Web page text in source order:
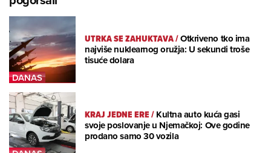
UTRKA SE ZAHUKTAVA/Otkriveno tko ima
najviše nuklearnog oružja: U sekundi troše
tisuće dolara
KRAJ JEDNE ERE/Kultna auto kuća gasi
svoje poslovanje u Njemačkoj: Ove godine
prodano samo 30 vozila